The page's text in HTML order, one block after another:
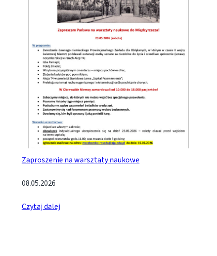
Zaproszenie na warsztaty naukowe
08.05.2026
Czytaj dalej